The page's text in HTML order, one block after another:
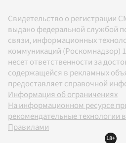
Свидетельство о регистрации
выдано федеральной службой
связи, информационных
коммуникаций (Роскомнадзор)
несет ответственности за
содержащейся в рекламных
предоставляет справочной
Информация об ограничениях
На информационном ресурсе
рекомендательные технологии
Правилами
18+